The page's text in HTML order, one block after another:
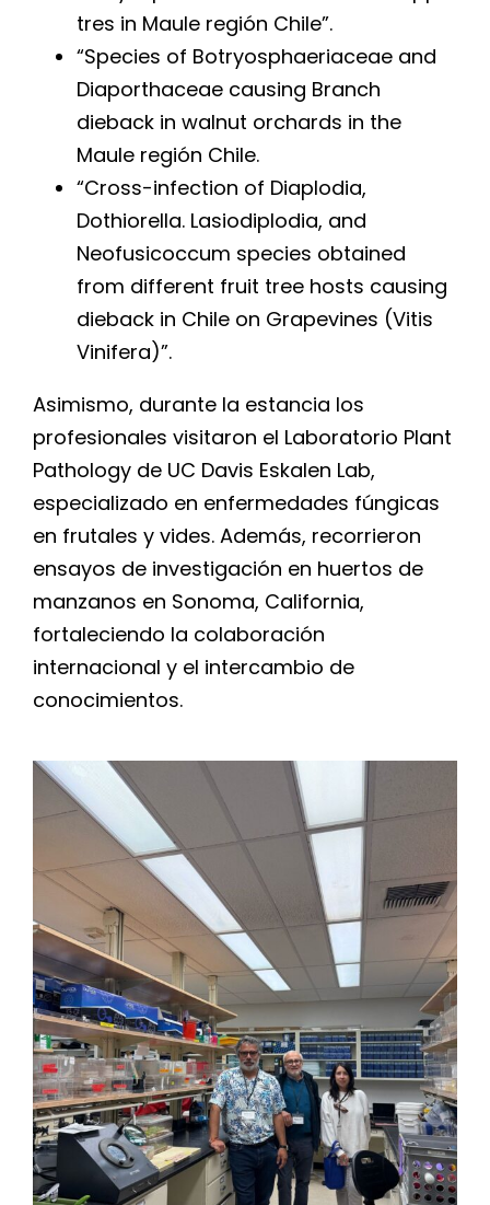
tres in Maule región Chile”.
“Species of Botryosphaeriaceae and
Diaporthaceae causing Branch
dieback in walnut orchards in the
Maule región Chile.
“Cross-infection of Diaplodia,
Dothiorella. Lasiodiplodia, and
Neofusicoccum species obtained
from different fruit tree hosts causing
dieback in Chile on Grapevines (Vitis
Vinifera)”.
Asimismo, durante la estancia los
profesionales visitaron el Laboratorio Plant
Pathology de UC Davis Eskalen Lab,
especializado en enfermedades fúngicas
en frutales y vides. Además, recorrieron
ensayos de investigación en huertos de
manzanos en Sonoma, California,
fortaleciendo la colaboración
internacional y el intercambio de
conocimientos.